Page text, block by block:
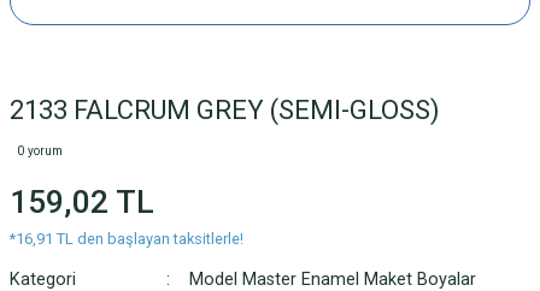
2133 FALCRUM GREY (SEMI-GLOSS)
0 yorum
159,02 TL
*16,91 TL den başlayan taksitlerle!
Kategori
Model Master Enamel Maket Boyalar